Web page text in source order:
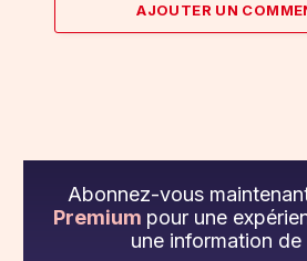
AJOUTER UN
Abonnez-vous
Premium pour une
une information de